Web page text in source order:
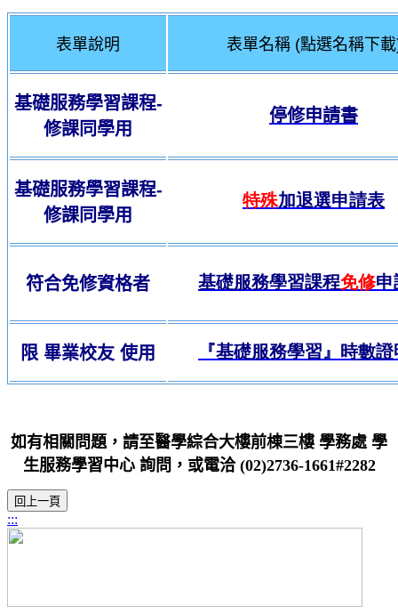
表單說明 表單名稱(點選名稱下載
基礎服務學習課程-
修課同學用
停修申請書
基礎服務學習課程-
修課同學用
特殊加退選申請表
符合免修資格者 基礎服務學習課程免修申
限 畢業校友 使用 『基礎服務學習』時數
如有相關問題，請至醫學綜合大樓前棟三樓 學務處 學
生服務學習中心 詢問，或電洽 (02)2736-1661#2282
:::